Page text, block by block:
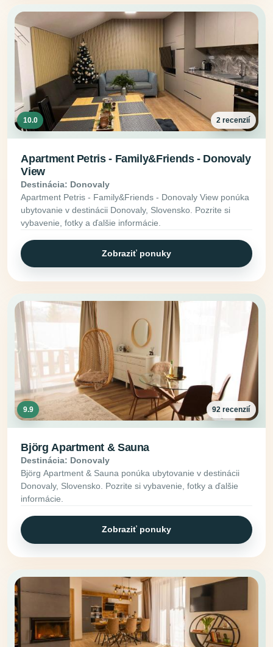
10.0 2 recenzií
Apartment Petris - Family&Friends - Donovaly
View
Destinácia: Donovaly
Apartment Petris - Family&Friends - Donovaly View ponúka
ubytovanie v destinácii Donovaly, Slovensko. Pozrite si
vybavenie, fotky a ďalšie informácie.
Zobraziť ponuky
9.9 92 recenzií
Björg Apartment & Sauna
Destinácia: Donovaly
Björg Apartment & Sauna ponúka ubytovanie v destinácii
Donovaly, Slovensko. Pozrite si vybavenie, fotky a ďalšie
informácie.
Zobraziť ponuky